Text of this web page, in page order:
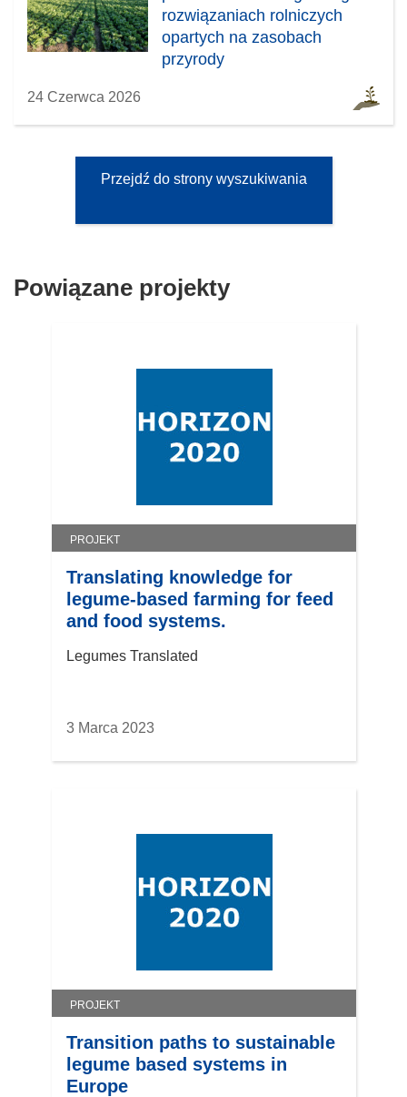
rozwiązaniach rolniczych
opartych na zasobach
przyrody
24 Czerwca 2026
Przejdź do strony wyszukiwania
Powiązane projekty
PROJEKT
Translating knowledge for
legume-based farming for feed
and food systems.
Legumes Translated
3 Marca 2023
PROJEKT
Transition paths to sustainable
legume based systems in
Europe